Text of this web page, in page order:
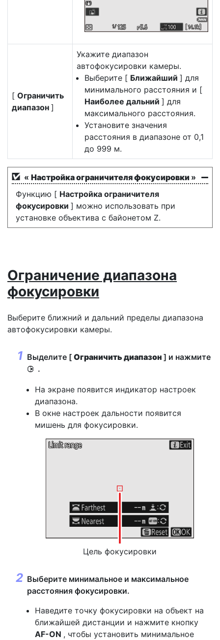
[ Ограничить
диапазон ]
Укажите диапазон
автофокусировки камеры.
Выберите [ Ближайший ] для
минимального расстояния и [
Наиболее дальний ] для
максимального расстояния.
Установите значения
расстояния в диапазоне от 0,1
до 999 м.
« Настройка ограничителя фокусировки »
Функцию [ Настройка ограничителя
фокусировки ] можно использовать при
установке объектива с байонетом Z.
Ограничение диапазона
фокусировки
Выберите ближний и дальний пределы диапазона
автофокусировки камеры.
Выделите [ Ограничить диапазон ] и нажмите
2 .
На экране появится индикатор настроек
диапазона.
В окне настроек дальности появится
мишень для фокусировки.
Цель фокусировки
Выберите минимальное и максимальное
расстояния фокусировки.
Наведите точку фокусировки на объект на
ближайшей дистанции и нажмите кнопку
AF-ON , чтобы установить минимальное